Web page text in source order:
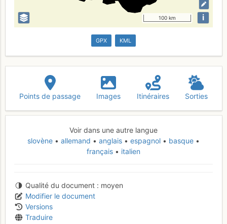
100 km i
GPX KML
Points de passage Images Itinéraires Sorties
Voir dans une autre langue
slovène
allemand anglais espagnol
basque
français
italien
Qualité du document
moyen
Modifier le document
Versions
Traduire